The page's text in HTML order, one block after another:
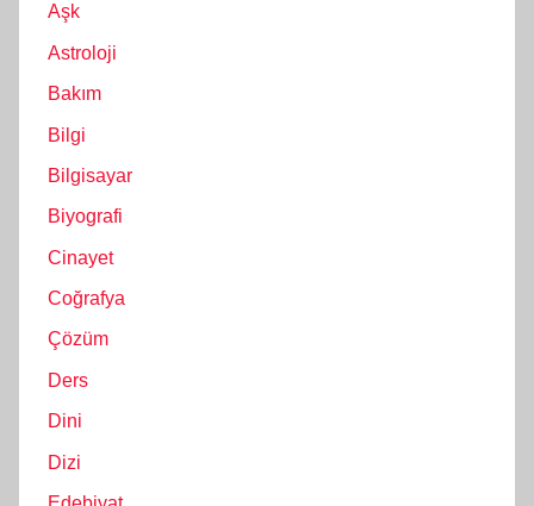
Aşk
Astroloji
Bakım
Bilgi
Bilgisayar
Biyografi
Cinayet
Coğrafya
Çözüm
Ders
Dini
Dizi